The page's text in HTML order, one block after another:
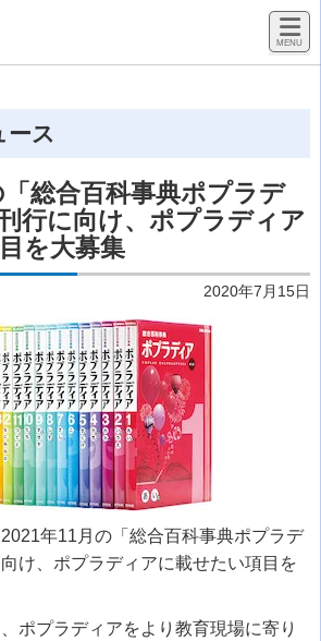
ース
総合百科事典ポプラデ
行に向け、ポプラディア
を大募集
2020年7月15日
年11月の「総合百科事典ポプラデ
け、ポプラディアに載せたい項目を
ポプラディアをより教育現場に寄り